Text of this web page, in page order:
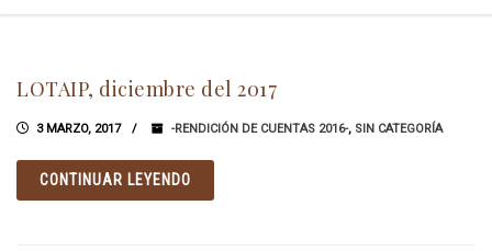
LOTAIP, diciembre del 2017
3 MARZO, 2017 -RENDICIÓN DE CUENTAS 2016-, SIN CATEGORÍA
CONTINUAR LEYENDO